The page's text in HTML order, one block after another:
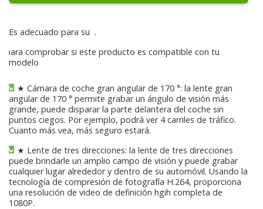
Es adecuado para su .
para comprobar si este producto es compatible con tu
modelo
★ Cámara de coche gran angular de 170 °: la lente gran
angular de 170 ° permite grabar un ángulo de visión más
grande, puede disparar la parte delantera del coche sin
puntos ciegos. Por ejemplo, podrá ver 4 carriles de tráfico.
Cuanto más vea, más seguro estará.
★ Lente de tres direcciones: la lente de tres direcciones
puede brindarle un amplio campo de visión y puede grabar
cualquier lugar alrededor y dentro de su automóvil. Usando la
tecnología de compresión de fotografía H.264, proporciona
una resolución de video de definición hgih completa de
1080P.